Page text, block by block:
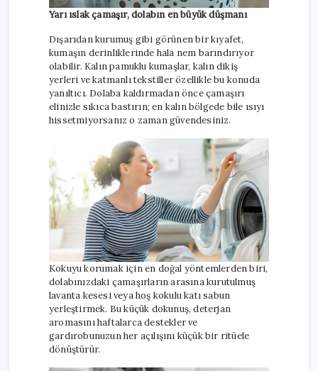
Yarı ıslak çamaşır, dolabın en büyük düşmanı
Dışarıdan kurumuş gibi görünen bir kıyafet,
kumaşın derinliklerinde hala nem barındırıyor
olabilir. Kalın pamuklu kumaşlar, kalın dikiş
yerleri ve katmanlı tekstiller özellikle bu konuda
yanıltıcı. Dolaba kaldırmadan önce çamaşırı
elinizle sıkıca bastırın; en kalın bölgede bile ısıyı
hissetmiyorsanız o zaman güvendesiniz.
Kokuyu korumak için en doğal yöntemlerden biri,
dolabınızdaki çamaşırların arasına kurutulmuş
lavanta kesesi veya hoş kokulu katı sabun
yerleştirmek. Bu küçük dokunuş, deterjan
aromasını haftalarca destekler ve
gardırobunuzun her açılışını küçük bir ritüele
dönüştürür.